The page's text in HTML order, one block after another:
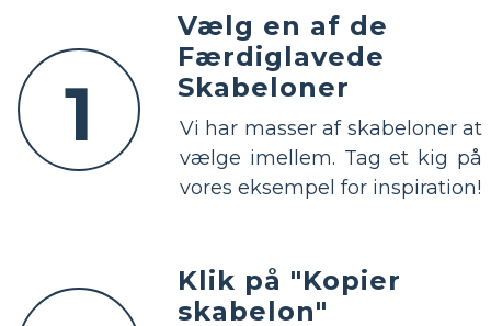
1
Vælg en af ​​de
Færdiglavede
Skabeloner
Vi har masser af skabeloner at
vælge imellem. Tag et kig på
vores eksempel for inspiration!
Klik på "Kopier
skabelon"